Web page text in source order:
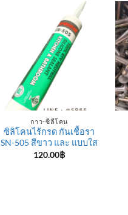
1,275.00฿
กาว-ซีลีโคน
ซิลิโคนไร้กรด กันเชื้อรา
SN-505 สีขาว และ แบบใส
120.00฿